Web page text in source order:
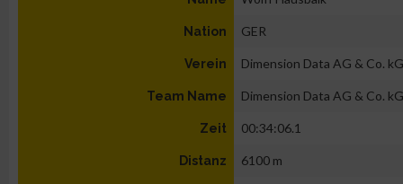
Nation GER
Verein Dimension Data AG & Co. kG
Team Name Dimension Data AG & Co. kG
Zeit 00:34:06.1
Distanz 6100 m